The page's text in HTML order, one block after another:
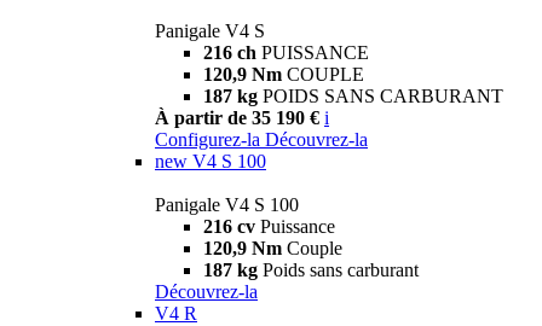
Panigale V4 S
216 ch PUISSANCE
120,9 Nm COUPLE
187 kg POIDS SANS CARBURANT
À partir de 35 190 € i
Configurez-la Découvrez-la
new V4 S 100
Panigale V4 S 100
216 cv Puissance
120,9 Nm Couple
187 kg Poids sans carburant
Découvrez-la
V4 R